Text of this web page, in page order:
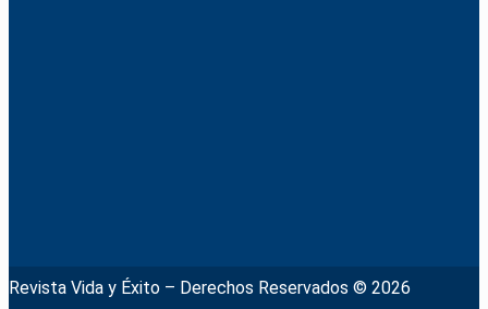
Revista Vida y Éxito – Derechos Reservados © 2026